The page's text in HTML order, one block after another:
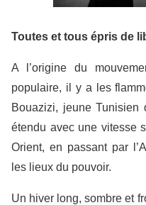
Toutes et tous épris de
A l’origine du
populaire, il y a les
Bouazizi, jeune Tunisien
étendu avec une vitesse
Orient, en passant par
les lieux du pouvoir.
Un hiver long, sombre et